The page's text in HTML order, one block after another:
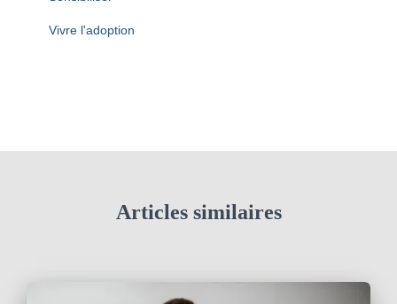
Vivre l'adoption
Articles similaires